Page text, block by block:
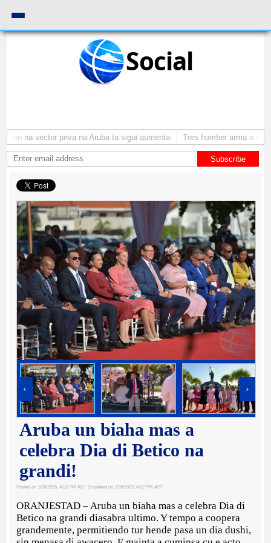
Social
na sector priva na Aruba ta sigui aumenta Tres homber arma a
Subscribe
‹ ›
Aruba un biaha mas a
celebra Dia di Betico na
grandi!
Posted on 1/26/2025, 4:02 PM AST | Updated on 1/26/2025, 4:02 PM AST
ORANJESTAD – Aruba un biaha mas a celebra Dia di
Betico na grandi diasabra ultimo. Y tempo a coopera
grandemente, permitiendo tur hende pasa un dia dushi,